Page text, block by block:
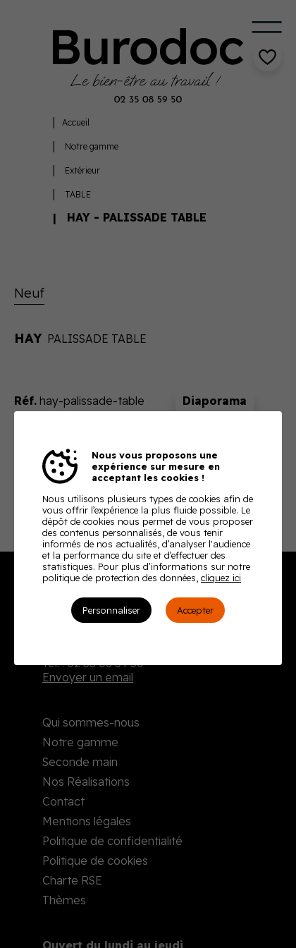
Accueil
Notre gamme
Extérieur
TABLE
HAY - PALISSADE TABLE
Neuf
HAY PALISSADE TABLE
Réf. hay-palissade-table
En ajoutant ce produit à votre panier, nous vous
enverrons un devis ajusté à votre besoin
Télécharger la fiche technique
Burodoc
Tél. : 02 35 08 59 50
Envoyer un email
Qui sommes-nous
Notre gamme
Seconde main
Nos Réalisations
Contact
Mentions légales
Politique de confidentialité
Politique de cookies
Charte RSE
Thèmes
Nous vous proposons une
expérience sur mesure en
acceptant les cookies !
Nous utilisons plusieurs types de cookies afin de
vous offrir l’expérience la plus fluide possible. Le
dépôt de cookies nous permet de vous proposer
des contenus personnalisés, de vous tenir
informés de nos actualités, d’analyser l'audience
et la performance du site et d’effectuer des
statistiques. Pour plus d’informations sur notre
politique de protection des données, cliquez ici
Personnaliser Accepter